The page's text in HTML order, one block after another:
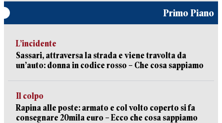
Primo Piano
L’incidente
Sassari, attraversa la strada e viene travolta da
un’auto: donna in codice rosso – Che cosa sappiamo
Il colpo
Rapina alle poste: armato e col volto coperto si fa
consegnare 20mila euro – Ecco che cosa sappiamo